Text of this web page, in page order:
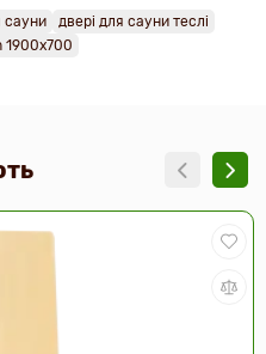
сауни
двері для сауни теслі
1900х700